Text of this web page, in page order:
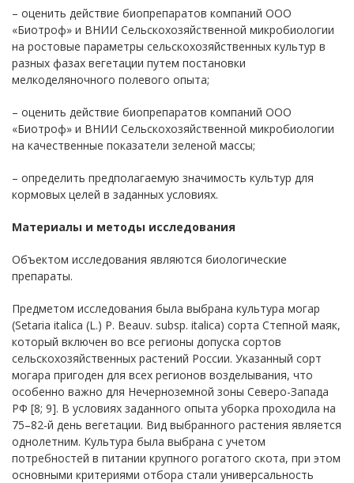
– оценить действие биопрепаратов компаний ООО
«Биотроф» и ВНИИ Сельскохозяйственной микробиологии
на ростовые параметры сельскохозяйственных культур в
разных фазах вегетации путем постановки
мелкоделяночного полевого опыта;
– оценить действие биопрепаратов компаний ООО
«Биотроф» и ВНИИ Сельскохозяйственной микробиологии
на качественные показатели зеленой массы;
– определить предполагаемую значимость культур для
кормовых целей в заданных условиях.
Материалы и методы исследования
Объектом исследования являются биологические
препараты.
Предметом исследования была выбрана культура могар
(Setaria italica (L.) P. Beauv. subsp. italica) сорта Степной маяк,
который включен во все регионы допуска сортов
сельскохозяйственных растений России. Указанный сорт
могара пригоден для всех регионов возделывания, что
особенно важно для Нечерноземной зоны Северо-Запада
РФ [8; 9]. В условиях заданного опыта уборка проходила на
75–82-й день вегетации. Вид выбранного растения является
однолетним. Культура была выбрана с учетом
потребностей в питании крупного рогатого скота, при этом
основными критериями отбора стали универсальность